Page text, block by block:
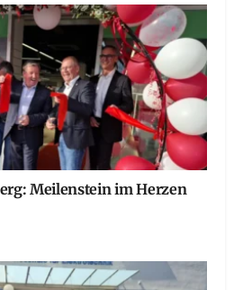
Meilenstein im Herzen